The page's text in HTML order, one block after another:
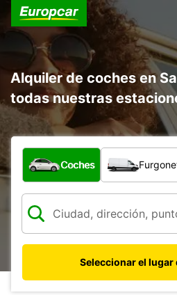
Alquiler de coches en
todas nuestras
¿Qué tipo de vehículo?
Coches
Seleccionar el lugar